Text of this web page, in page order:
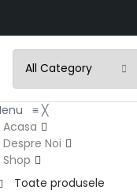
≡ ╳
Acasa
Despre Noi
Shop
Toate produsele